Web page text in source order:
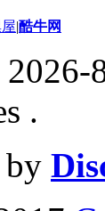
|酷牛网
.
by